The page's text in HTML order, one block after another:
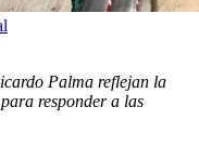
Palma reflejan la
responder a las